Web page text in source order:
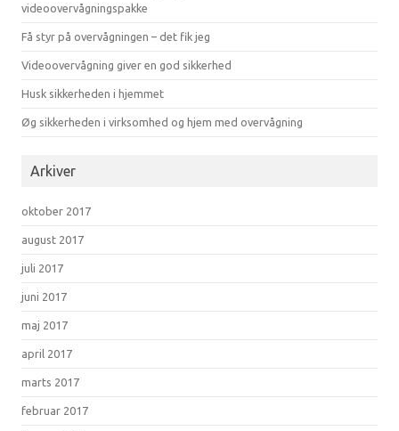
videoovervågningspakke
Få styr på overvågningen – det fik jeg
Videoovervågning giver en god sikkerhed
Husk sikkerheden i hjemmet
Øg sikkerheden i virksomhed og hjem med overvågning
Arkiver
oktober 2017
august 2017
juli 2017
juni 2017
maj 2017
april 2017
marts 2017
februar 2017